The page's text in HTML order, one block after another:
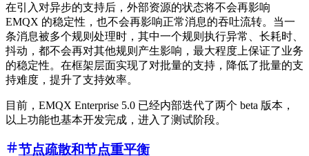
在引入对异步的支持后，外部资源的状态将不会再影响
EMQX 的稳定性，也不会再影响正常消息的吞吐流转。当一
条消息被多个规则处理时，其中一个规则执行异常、长耗时、
抖动，都不会再对其他规则产生影响，最大程度上保证了业务
的稳定性。在框架层面实现了对批量的支持，降低了批量的支
持难度，提升了支持效率。
目前，EMQX Enterprise 5.0 已经内部迭代了两个 beta 版本，
以上功能也基本开发完成，进入了测试阶段。
节点疏散和节点重平衡